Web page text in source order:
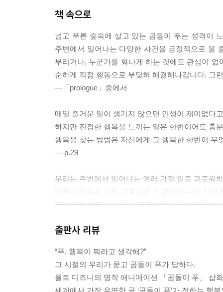
책 속으로
넓고 푸른 숲속에 살고 있는 곰돌이 푸는 성격이
주변에서 일어나는 다양한 사건을 긍정적으로 볼
부리거나, 누군가를 화나게 하는 것에도 관심이
순하게 직접 행동으로 부딪혀 해결해나갑니다. 그
---「prologue」중에서
매일 즐거운 일이 생기지 않으면 인생이 재미없다
하지만 진정한 행복을 느끼는 일은 한번이어도 충
행복을 찾는 방법은 자신에게 그 행복한 한번이 무
--- p.29
우리는 주변에서 일어나는 여러 가질 일로 괴로워
그만큼 의외로 지금 겪는 괴로움은 사소한 문제일
행복은 자신을 발견해주기를 기다리고 있습니다.
그리고 그 행복은 우리 자신만이 찾을 수 있죠.
--- p.101
출판사 리뷰
“푸, 행복이 뭐라고 생각해?”
그 시절의 우리가 묻고 곰돌이 푸가 답하다.
월트 디즈니의 명작 애니메이션 「곰돌이 푸」 삽